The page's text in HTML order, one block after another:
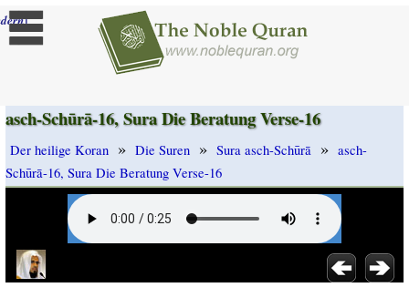
]
asch-Schūrā-16, Sura Die Beratung Verse-16
Der heilige Koran » Die Suren » Sura asch-Schūrā » asch-
Schūrā-16, Sura Die Beratung Verse-16